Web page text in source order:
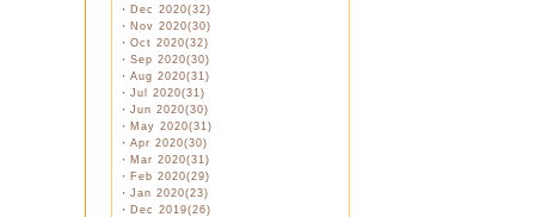
・ Dec 2020(32)
・ Nov 2020(30)
・ Oct 2020(32)
・ Sep 2020(30)
・ Aug 2020(31)
・ Jul 2020(31)
・ Jun 2020(30)
・ May 2020(31)
・ Apr 2020(30)
・ Mar 2020(31)
・ Feb 2020(29)
・ Jan 2020(23)
・ Dec 2019(26)